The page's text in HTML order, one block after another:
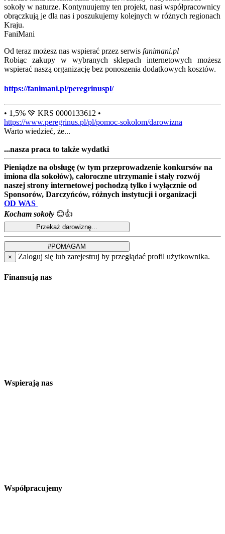
sokoły w naturze. Kontynuujemy ten projekt, nasi współpracownicy
obrączkują je dla nas i poszukujemy kolejnych w różnych regionach
Kraju.
FaniMani
Od teraz możesz nas wspierać przez serwis fanimani.pl
Robiąc zakupy w wybranych sklepach internetowych możesz
wspierać naszą organizację bez ponoszenia dodatkowych kosztów.
https://fanimani.pl/peregrinuspl/
• 1,5% 💚 KRS 0000133612 •
https://www.peregrinus.pl/pl/pomoc-sokolom/darowizna
Warto wiedzieć, że...
...nasza praca to także wydatki
Pieniądze na obsługę (w tym przeprowadzenie konkursów na
imiona dla sokołów), całoroczne utrzymanie i stały rozwój
naszej strony internetowej pochodzą tylko i wyłącznie od
Sponsorów, Darczyńców, różnych instytucji i organizacji
OD WAS
Kocham sokoły 😊👍
× Zaloguj się lub zarejestruj by przeglądać profil użytkownika.
Finansują nas
Wspierają nas
Współpracujemy